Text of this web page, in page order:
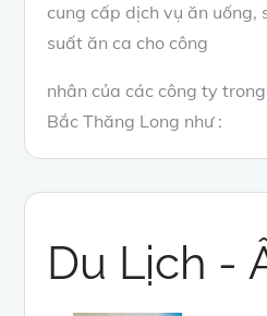
cung cấp dịch vụ ăn uống,
suất ăn ca cho công
nhân của các công ty
Bắc Thăng Long như :
Du Lịch -